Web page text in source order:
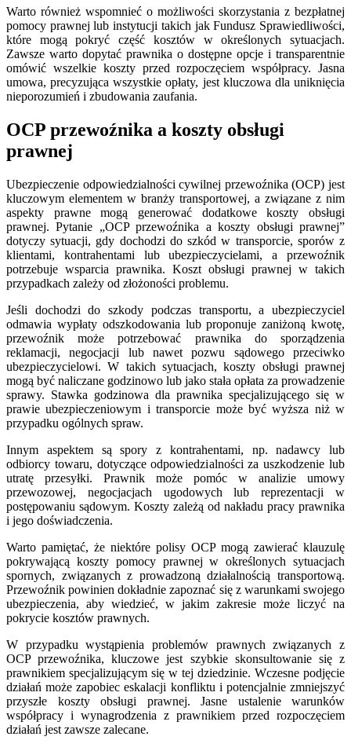
Warto również wspomnieć o możliwości skorzystania z bezpłatnej
pomocy prawnej lub instytucji takich jak Fundusz Sprawiedliwości,
które mogą pokryć część kosztów w określonych sytuacjach.
Zawsze warto dopytać prawnika o dostępne opcje i transparentnie
omówić wszelkie koszty przed rozpoczęciem współpracy. Jasna
umowa, precyzująca wszystkie opłaty, jest kluczowa dla uniknięcia
nieporozumień i zbudowania zaufania.
OCP przewoźnika a koszty obsługi
prawnej
Ubezpieczenie odpowiedzialności cywilnej przewoźnika (OCP) jest
kluczowym elementem w branży transportowej, a związane z nim
aspekty prawne mogą generować dodatkowe koszty obsługi
prawnej. Pytanie „OCP przewoźnika a koszty obsługi prawnej”
dotyczy sytuacji, gdy dochodzi do szkód w transporcie, sporów z
klientami, kontrahentami lub ubezpieczycielami, a przewoźnik
potrzebuje wsparcia prawnika. Koszt obsługi prawnej w takich
przypadkach zależy od złożoności problemu.
Jeśli dochodzi do szkody podczas transportu, a ubezpieczyciel
odmawia wypłaty odszkodowania lub proponuje zaniżoną kwotę,
przewoźnik może potrzebować prawnika do sporządzenia
reklamacji, negocjacji lub nawet pozwu sądowego przeciwko
ubezpieczycielowi. W takich sytuacjach, koszty obsługi prawnej
mogą być naliczane godzinowo lub jako stała opłata za prowadzenie
sprawy. Stawka godzinowa dla prawnika specjalizującego się w
prawie ubezpieczeniowym i transporcie może być wyższa niż w
przypadku ogólnych spraw.
Innym aspektem są spory z kontrahentami, np. nadawcy lub
odbiorcy towaru, dotyczące odpowiedzialności za uszkodzenie lub
utratę przesyłki. Prawnik może pomóc w analizie umowy
przewozowej, negocjacjach ugodowych lub reprezentacji w
postępowaniu sądowym. Koszty zależą od nakładu pracy prawnika
i jego doświadczenia.
Warto pamiętać, że niektóre polisy OCP mogą zawierać klauzulę
pokrywającą koszty pomocy prawnej w określonych sytuacjach
spornych, związanych z prowadzoną działalnością transportową.
Przewoźnik powinien dokładnie zapoznać się z warunkami swojego
ubezpieczenia, aby wiedzieć, w jakim zakresie może liczyć na
pokrycie kosztów prawnych.
W przypadku wystąpienia problemów prawnych związanych z
OCP przewoźnika, kluczowe jest szybkie skonsultowanie się z
prawnikiem specjalizującym się w tej dziedzinie. Wczesne podjęcie
działań może zapobiec eskalacji konfliktu i potencjalnie zmniejszyć
przyszłe koszty obsługi prawnej. Jasne ustalenie warunków
współpracy i wynagrodzenia z prawnikiem przed rozpoczęciem
działań jest zawsze zalecane.